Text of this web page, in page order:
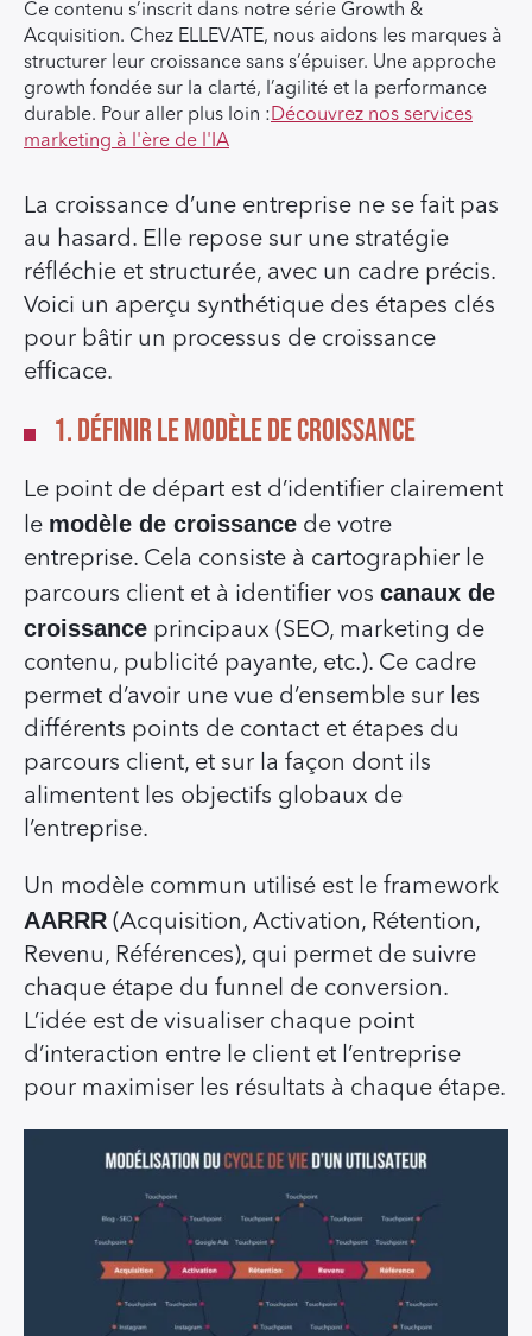
Ce contenu s’inscrit dans notre série Growth &
Acquisition. Chez ELLEVATE, nous aidons les marques à
structurer leur croissance sans s’épuiser. Une approche
growth fondée sur la clarté, l’agilité et la performance
durable. Pour aller plus loin :Découvrez nos services
marketing à l'ère de l'IA
La croissance d’une entreprise ne se fait pas
au hasard. Elle repose sur une stratégie
réfléchie et structurée, avec un cadre précis.
Voici un aperçu synthétique des étapes clés
pour bâtir un processus de croissance
efficace.
1. Définir le modèle de croissance
Le point de départ est d’identifier clairement
le modèle de croissance de votre
entreprise. Cela consiste à cartographier le
parcours client et à identifier vos canaux de
croissance principaux (SEO, marketing de
contenu, publicité payante, etc.). Ce cadre
permet d’avoir une vue d’ensemble sur les
différents points de contact et étapes du
parcours client, et sur la façon dont ils
alimentent les objectifs globaux de
l’entreprise.
Un modèle commun utilisé est le framework
AARRR (Acquisition, Activation, Rétention,
Revenu, Références), qui permet de suivre
chaque étape du funnel de conversion.
L’idée est de visualiser chaque point
d’interaction entre le client et l’entreprise
pour maximiser les résultats à chaque étape.